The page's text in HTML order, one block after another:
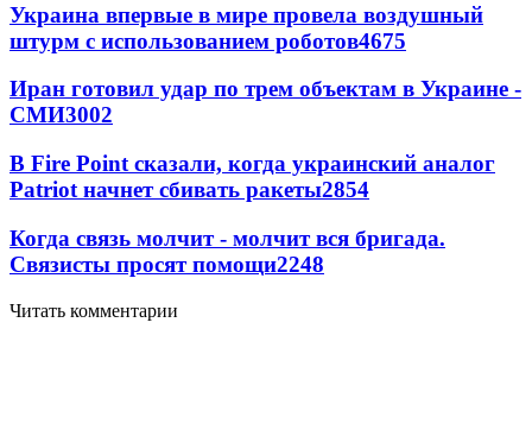
Украина впервые в мире провела воздушный
штурм с использованием роботов4675
Иран готовил удар по трем объектам в Украине -
СМИ3002
В Fire Point сказали, когда украинский аналог
Patriot начнет сбивать ракеты2854
Когда связь молчит - молчит вся бригада.
Связисты просят помощи2248
Читать комментарии